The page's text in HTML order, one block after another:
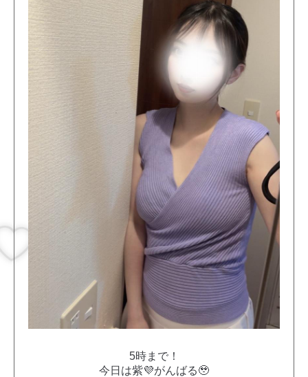
5時まで！
今日は紫💜がんばる🥹